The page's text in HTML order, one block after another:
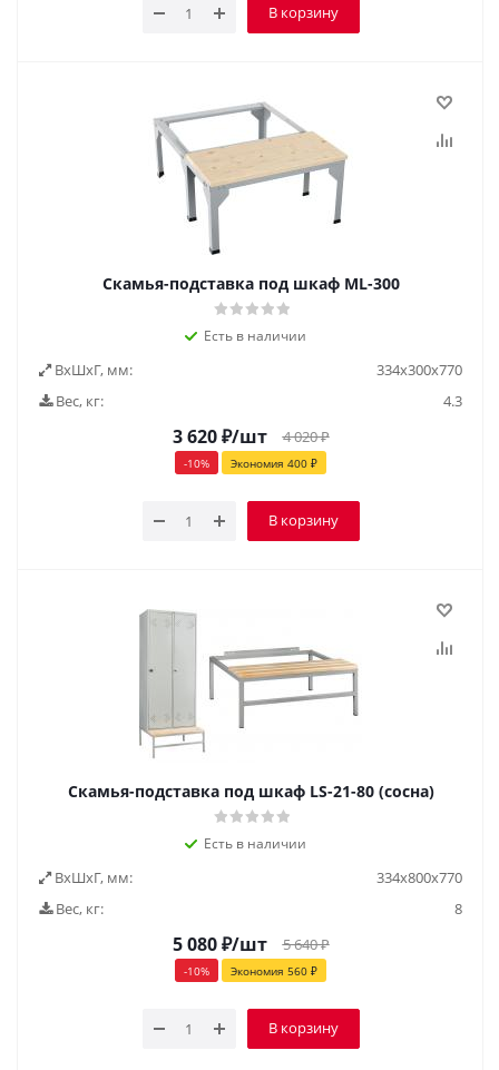
В корзину
Скамья-подставка под шкаф ML-300
Есть в наличии
ВxШxГ, мм:
334x300x770
Вес, кг:
4.3
3 620₽/шт 4 020₽
-10% Экономия 400 ₽
В корзину
Скамья-подставка под шкаф LS-21-80 (сосна)
Есть в наличии
ВxШxГ, мм:
334x800x770
Вес, кг:
8
5 080₽/шт 5 640₽
-10% Экономия 560 ₽
В корзину